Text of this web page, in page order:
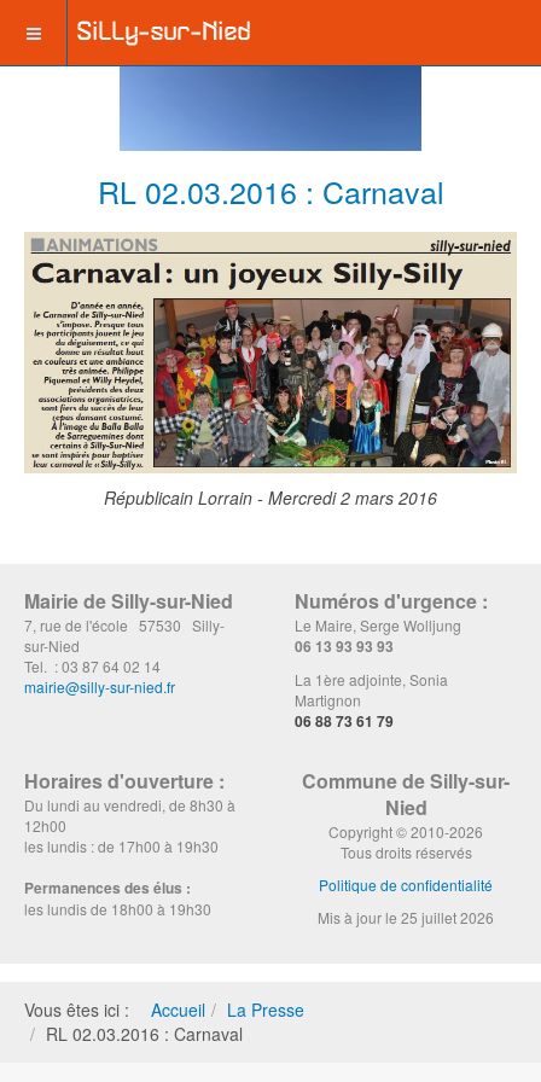
RL 02.03.2016 : Carnaval
Républicain Lorrain - Mercredi 2 mars 2016
Mairie de Silly-sur-Nied
7, rue de l'école 57530 Silly-
sur-Nied
Tel. : 03 87 64 02 14
mairie@silly-sur-nied.fr
Numéros d'urgence :
Le Maire, Serge Wolljung
06 13 93 93 93
La 1ère adjointe, Sonia
Martignon
06 88 73 61 79
Horaires d'ouverture :
Du lundi au vendredi, de 8h30 à
12h00
les lundis : de 17h00 à 19h30
Permanences des élus :
les lundis de 18h00 à 19h30
Commune de Silly-sur-
Nied
Copyright © 2010-2026
Tous droits réservés
Politique de confidentialité
Mis à jour le 25 juillet 2026
Vous êtes ici : Accueil
La Presse
RL 02.03.2016 : Carnaval